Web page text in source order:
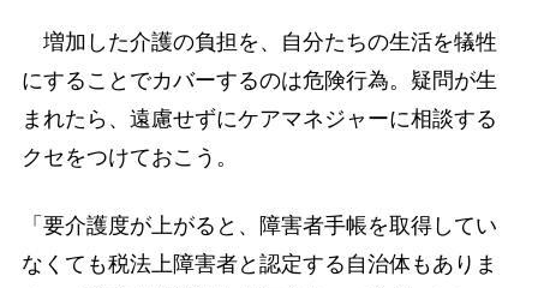
増加した介護の負担を、自分たちの生活を犠牲
にすることでカバーするのは危険行為。疑問が生
まれたら、遠慮せずにケアマネジャーに相談する
クセをつけておこう。
「要介護度が上がると、障害者手帳を取得してい
なくても税法上障害者と認定する自治体もありま